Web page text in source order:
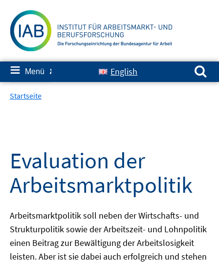
zum
Inhalt
≡ Menü ✘ English
Suchen nach:
Startseite
Evaluation der
Arbeitsmarktpolitik
Arbeitsmarktpolitik soll neben der Wirtschafts- und
Strukturpolitik sowie der Arbeitszeit- und Lohnpolitik
einen Beitrag zur Bewältigung der Arbeitslosigkeit
leisten. Aber ist sie dabei auch erfolgreich und stehen